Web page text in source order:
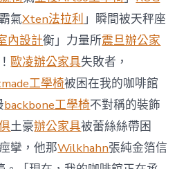
8
月
前
去
馬
國
與
柔
佛
J
億
嵐
氣Xten法拉利」瞬間被天秤座
內設計衡」力量所震旦辦公家
歐凌辦公家具失敗者，
工學椅被困在我的咖啡館
backbone工學椅不對稱的裝飾
土豪辦公家具被蕾絲絲帶困
攣，他那Wilkhahn張純金箔信